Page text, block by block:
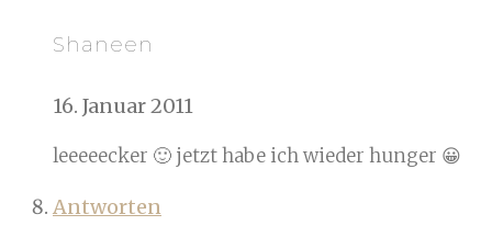
Shaneen
16. Januar 2011
leeeeecker 🙂 jetzt habe ich wieder hunger 😀
Antworten